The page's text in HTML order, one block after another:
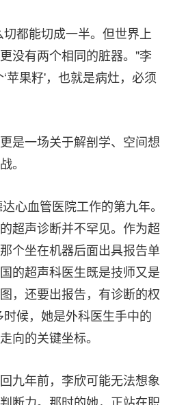
都能切成一半。但世界上
没有两个相同的脏器。"李
苹果籽'，也就是病灶，必须
是一场关于解剖学、空间想
。
心血管医院工作的第九年。
超声诊断并不罕见。作为超
个坐在机器后面出具报告单
的超声科医生既是技师又是
，还要出报告，有诊断的权
候，她是外科医生手中的
向的关键坐标。
九年前，李欣可能无法想象
断力。那时的她，正站在职